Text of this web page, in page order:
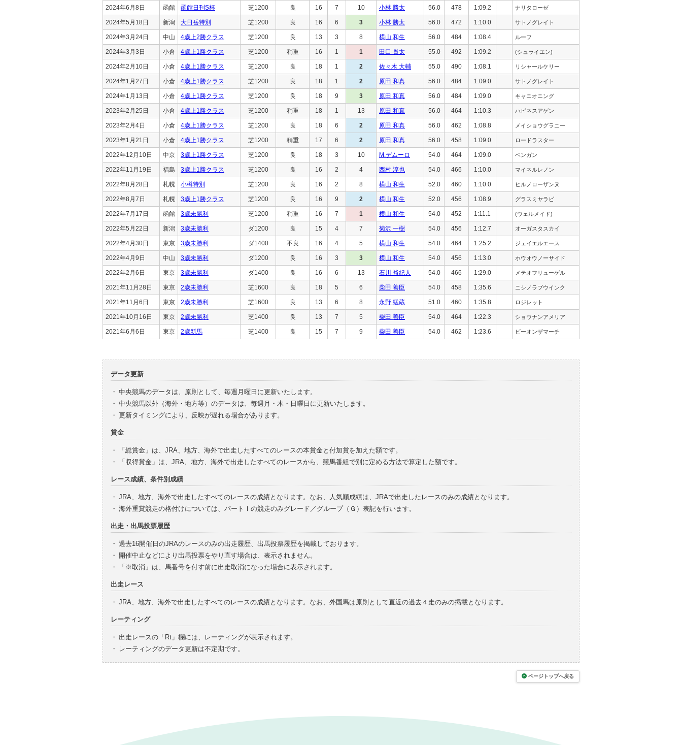
2024年6月8日 函館 函館日刊S杯 芝1200 良 16 7 10 小林 勝太 56.0 478 1:09.2 ナリタローゼ
2024年5月18日 新潟 大日岳特別 芝1200 良 16 6 3 小林 勝太 56.0 472 1:10.0 サトノグレイト
2024年3月24日 中山 4歳上2勝クラス 芝1200 良 13 3 8 横山 和生 56.0 484 1:08.4 ルーフ
2024年3月3日 小倉 4歳上1勝クラス 芝1200 稍重 16 1 1 田口 貫太 55.0 492 1:09.2 (シュライエン)
2024年2月10日 小倉 4歳上1勝クラス 芝1200 良 18 1 2 佐々木 大輔 55.0 490 1:08.1 リシャールケリー
2024年1月27日 小倉 4歳上1勝クラス 芝1200 良 18 1 2 原田 和真 56.0 484 1:09.0 サトノグレイト
2024年1月13日 小倉 4歳上1勝クラス 芝1200 良 18 9 3 原田 和真 56.0 484 1:09.0 キャニオニング
2023年2月25日 小倉 4歳上1勝クラス 芝1200 稍重 18 1 13 原田 和真 56.0 464 1:10.3 ハピネスアゲン
2023年2月4日 小倉 4歳上1勝クラス 芝1200 良 18 6 2 原田 和真 56.0 462 1:08.8 メイショウグラニー
2023年1月21日 小倉 4歳上1勝クラス 芝1200 稍重 17 6 2 原田 和真 56.0 458 1:09.0 ロードラスター
2022年12月10日 中京 3歳上1勝クラス 芝1200 良 18 3 10 M.デムーロ 54.0 464 1:09.0 ベンガン
2022年11月19日 福島 3歳上1勝クラス 芝1200 良 16 2 4 西村 淳也 54.0 466 1:10.0 マイネルレノン
2022年8月28日 札幌 小樽特別 芝1200 良 16 2 8 横山 和生 52.0 460 1:10.0 ヒルノローザンヌ
2022年8月7日 札幌 3歳上1勝クラス 芝1200 良 16 9 2 横山 和生 52.0 456 1:08.9 グラスミヤラビ
2022年7月17日 函館 3歳未勝利 芝1200 稍重 16 7 1 横山 和生 54.0 452 1:11.1 (ウェルメイド)
2022年5月22日 新潟 3歳未勝利 ダ1200 良 15 4 7 菊沢 一樹 54.0 456 1:12.7 オーガスタスカイ
2022年4月30日 東京 3歳未勝利 ダ1400 不良 16 4 5 横山 和生 54.0 464 1:25.2 ジェイエルエース
2022年4月9日 中山 3歳未勝利 ダ1200 良 16 3 3 横山 和生 54.0 456 1:13.0 ホウオウノーサイド
2022年2月6日 東京 3歳未勝利 ダ1400 良 16 6 13 石川 裕紀人 54.0 466 1:29.0 メテオフリューゲル
2021年11月28日 東京 2歳未勝利 芝1600 良 18 5 6 柴田 善臣 54.0 458 1:35.6 ニシノラブウインク
2021年11月6日 東京 2歳未勝利 芝1600 良 13 6 8 永野 猛蔵 51.0 460 1:35.8 ロジレット
2021年10月16日 東京 2歳未勝利 芝1400 良 13 7 5 柴田 善臣 54.0 464 1:22.3 ショウナンアメリア
2021年6月6日 東京 2歳新馬 芝1400 良 15 7 9 柴田 善臣 54.0 462 1:23.6 ビーオンザマーチ
データ更新
・ 中央競馬のデータは、原則として、毎週月曜日に更新いたします。
・ 中央競馬以外（海外・地方等）のデータは、毎週月・木・日曜日に更新いたします。
・ 更新タイミングにより、反映が遅れる場合があります。
賞金
・
「総賞金」は、JRA、地方、海外で出走したすべてのレースの本賞金と付加賞を加えた額です。
・
「収得賞金」は、JRA、地方、海外で出走したすべてのレースから、競馬番組で別に定める方法で算定した額です。
レース成績、条件別成績
・ JRA、地方、海外で出走したすべてのレースの成績となります。なお、人気順成績は、JRAで出走したレースのみの成績となります。
・ 海外重賞競走の格付けについては、パートⅠの競走のみグレード／グループ（Ｇ）表記を行います。
出走・出馬投票履歴
・ 過去16開催日のJRAのレースのみの出走履歴、出馬投票履歴を掲載しております。
・ 開催中止などにより出馬投票をやり直す場合は、表示されません。
・
「※取消」は、馬番号を付す前に出走取消になった場合に表示されます。
出走レース
・ JRA、地方、海外で出走したすべてのレースの成績となります。なお、外国馬は原則として直近の過去４走のみの掲載となります。
レーティング
・ 出走レースの「Rt」欄には、レーティングが表示されます。
・
レーティングのデータ更新は不定期です。
ページトップへ戻る